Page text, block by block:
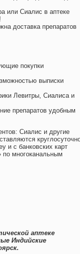
или Сиалис в аптеке
доставка препаратов
покупки
выписки
Левитры, Сиалиса и
препаратов удобным
Сиалис и другие
и с банковских карт
по многоканальным
аптеке
Индийские